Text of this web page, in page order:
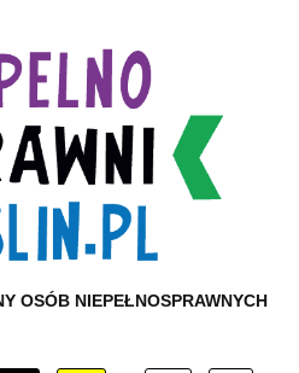
OSÓB NIEPEŁNOSPRAWNYCH